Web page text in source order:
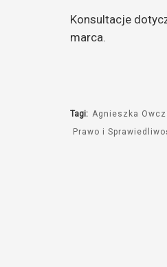
Konsultacje
marca.
Tagi: Agnieszka
Prawo i